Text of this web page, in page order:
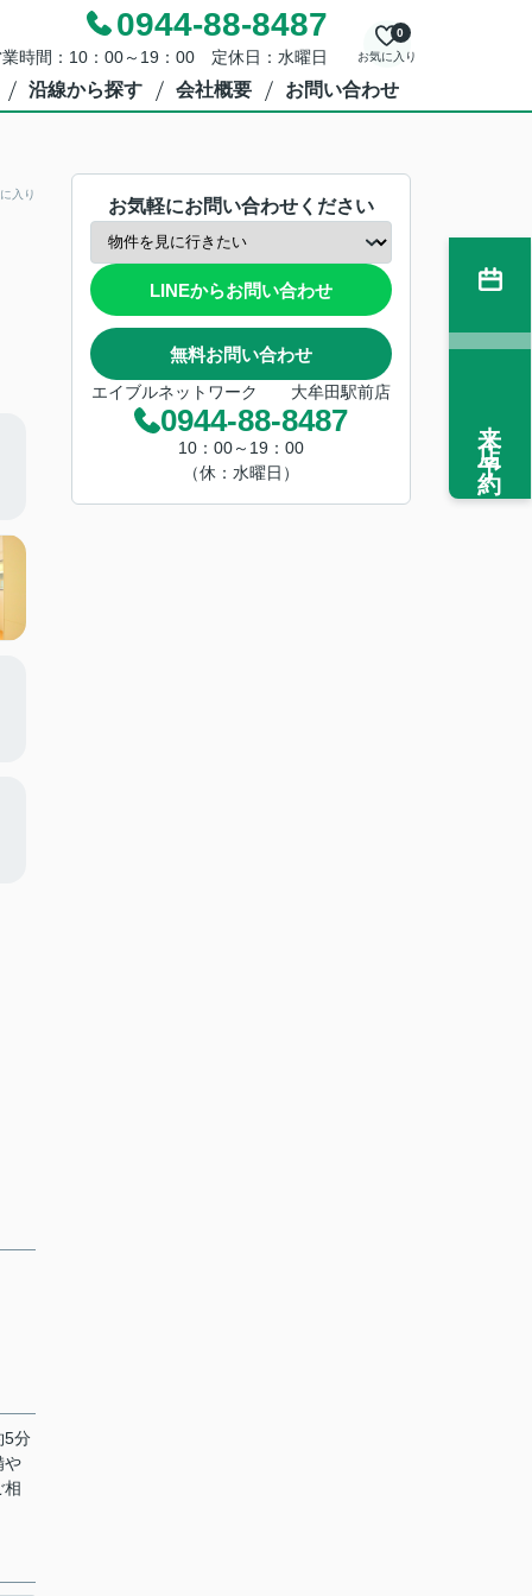
0944-88-8487
時間：10：00～19：00 定休日：水曜日 お気に入り
0
沿線から探す 会社概要 お問い合わせ
入り
5分
や
相
お気軽にお問い合わせください
LINEからお問い合わせ
無料お問い合わせ
エイブルネットワーク 大牟田駅前店
0944-88-8487
10：00～19：00
（休：水曜日）
来店予約